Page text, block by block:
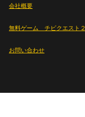
会社概要
無料ゲーム チビクエスト２
お問い合わせ